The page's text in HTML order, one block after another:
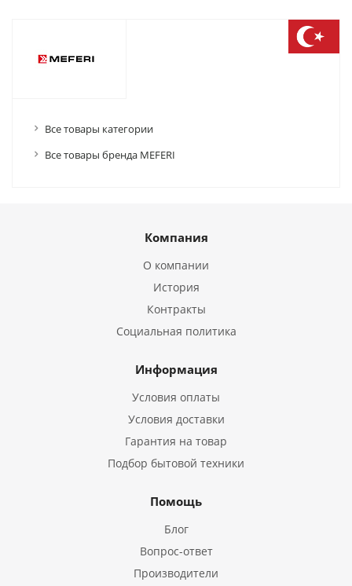
Все товары категории
Все товары бренда MEFERI
Компания
О компании
История
Контракты
Социальная политика
Информация
Условия оплаты
Условия доставки
Гарантия на товар
Подбор бытовой техники
Помощь
Блог
Вопрос-ответ
Производители